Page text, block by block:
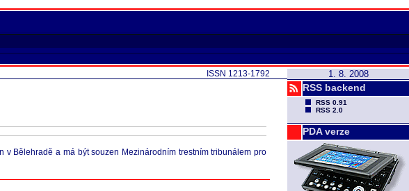
1. 8. 2008
RSS backend
RSS 0.91
RSS 2.0
PDA verze
ISSN 1213-1792
Bělehradě a má být souzen Mezinárodním trestním tribunálem pro